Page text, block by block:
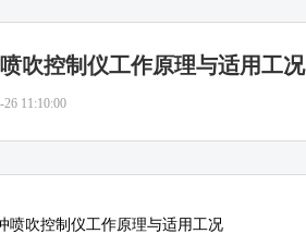
吹控制仪工作原理与适用工况
26 11:10:00
喷吹控制仪工作原理与适用工况